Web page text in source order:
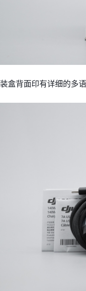
盒背面印有详细的多